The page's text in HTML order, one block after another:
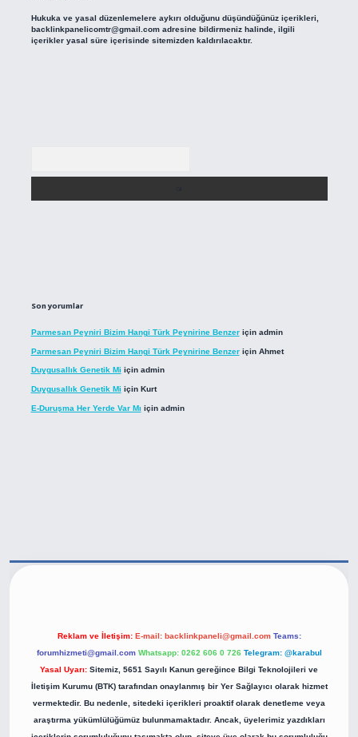
Hukuka ve yasal düzenlemelere aykırı olduğunu düşündüğünüz içerikleri,
backlinkpanelicomtr@gmail.comadresine bildirmeniz halinde, ilgili
içerikler yasal süre içerisinde sitemizden kaldırılacaktır.
Son yorumlar
Parmesan Peyniri Bizim Hangi Türk Peynirine Benzeriçin admin
Parmesan Peyniri Bizim Hangi Türk Peynirine Benzeriçin Ahmet
Duygusallık Genetik Mi için admin
Duygusallık Genetik Mi için Kurt
E-Duruşma Her Yerde Var Mı için admin
Reklam ve İletişim: E-mail: backlinkpaneli@gmail.com Teams:
forumhizmeti@gmail.com Whatsapp: 0262 606 0 726 Telegram: @karabul
Yasal Uyarı: Sitemiz, 5651 Sayılı Kanun gereğince Bilgi Teknolojileri ve
İletişim Kurumu (BTK) tarafından onaylanmış bir Yer Sağlayıcı olarak hizmet
vermektedir. Bu nedenle, sitedeki içerikleri proaktif olarak denetleme veya
araştırma yükümlülüğümüz bulunmamaktadır. Ancak, üyelerimiz yazdıkları